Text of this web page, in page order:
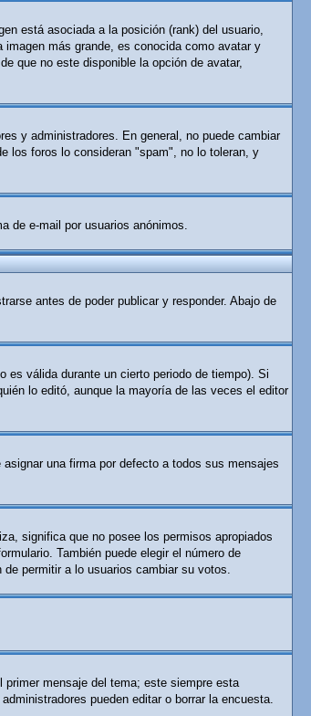
está asociada a la posición (rank) del usuario,
más grande, es conocida como avatar y
que no este disponible la opción de avatar,
y administradores. En general, no puede cambiar
los foros lo consideran "spam", no lo toleran, y
de e-mail por usuarios anónimos.
antes de poder publicar y responder. Abajo de
es válida durante un cierto periodo de tiempo). Si
lo editó, aunque la mayoría de las veces el editor
una firma por defecto a todos sus mensajes
significa que no posee los permisos apropiados
También puede elegir el número de
permitir a lo usuarios cambiar su votos.
mensaje del tema; este siempre esta
pueden editar o borrar la encuesta.